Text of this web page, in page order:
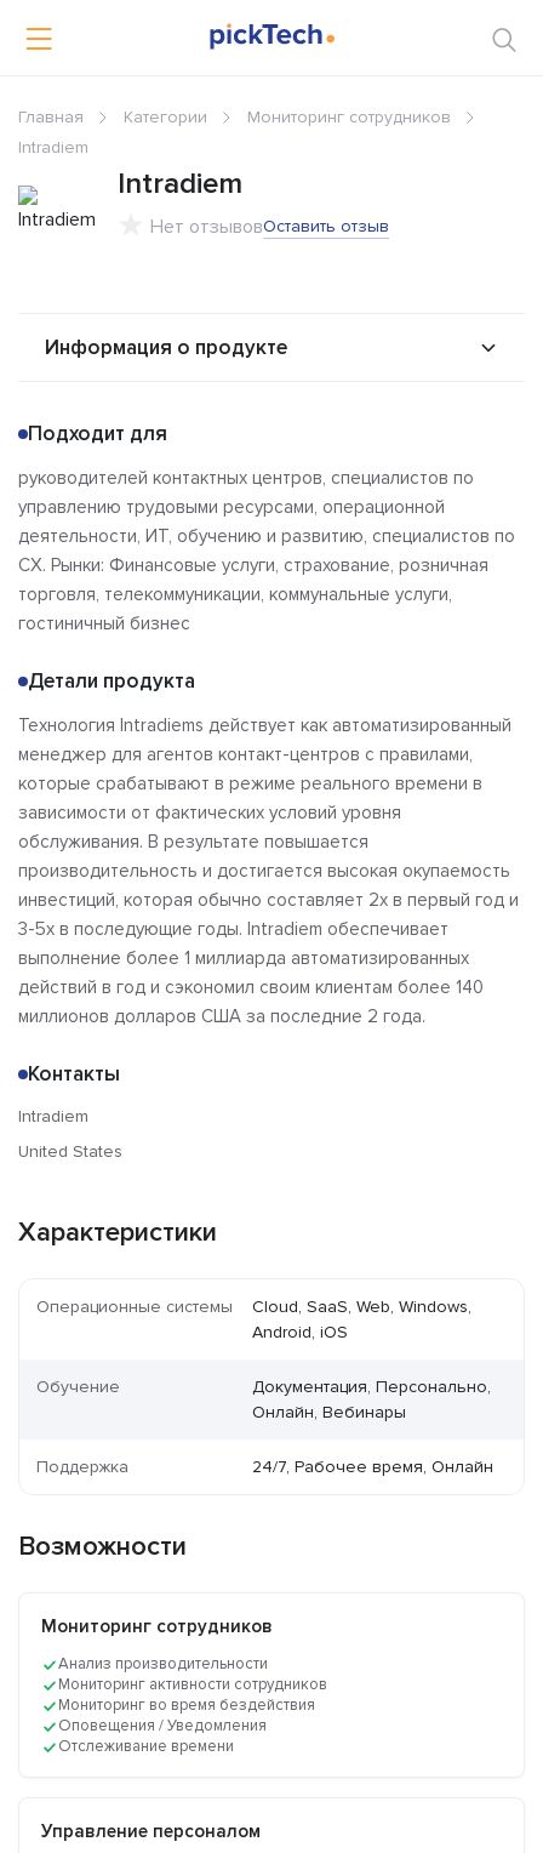
Главная Категории
Мониторинг сотрудников
Intradiem
Intradiem
Нет отзывовОставить отзыв
Информация о продукте
Решения
Сравнения
Отзывы
Подходит для
руководителей контактных центров, специалистов по
управлению трудовыми ресурсами, операционной
деятельности, ИТ, обучению и развитию, специалистов по
CX. Рынки: Финансовые услуги, страхование, розничная
торговля, телекоммуникации, коммунальные услуги,
гостиничный бизнес
Детали продукта
Технология Intradiems действует как автоматизированный
менеджер для агентов контакт-центров с правилами,
которые срабатывают в режиме реального времени в
зависимости от фактических условий уровня
обслуживания. В результате повышается
производительность и достигается высокая окупаемость
инвестиций, которая обычно составляет 2x в первый год и
3-5x в последующие годы. Intradiem обеспечивает
выполнение более 1 миллиарда автоматизированных
действий в год и сэкономил своим клиентам более 140
миллионов долларов США за последние 2 года.
Контакты
Intradiem
United States
Характеристики
Операционные системы
Cloud, SaaS, Web, Windows,
Android, iOS
Обучение
Документация, Персонально,
Онлайн, Вебинары
Поддержка 24/7, Рабочее время, Онлайн
Возможности
Мониторинг сотрудников
Анализ производительности
Мониторинг активности сотрудников
Мониторинг во время бездействия
Оповещения / Уведомления
Отслеживание времени
Управление персоналом